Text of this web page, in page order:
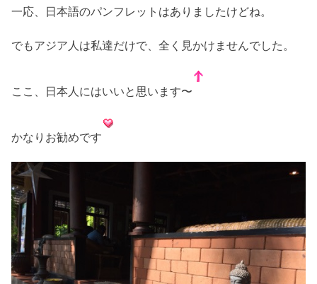
一応、日本語のパンフレットはありましたけどね。
でもアジア人は私達だけで、全く見かけませんでした。
ここ、日本人にはいいと思います〜
かなりお勧めです